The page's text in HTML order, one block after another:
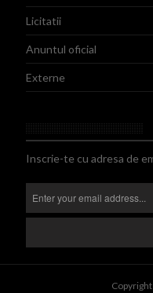
Licitatii
Anuntul oficial
Externe
Inscrie-te cu adresa de